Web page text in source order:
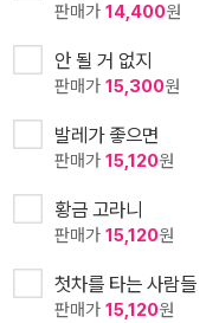
판매가 14,400원
안 될 거 없지
판매가 15,300원
발레가 좋으면
판매가 15,120원
황금 고라니
판매가 15,120원
첫차를 타는 사람들
판매가 15,120원